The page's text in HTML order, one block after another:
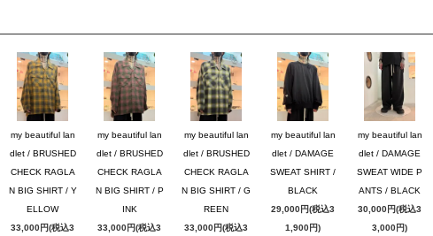
my beautiful lan
dlet / BRUSHED
CHECK RAGLA
N BIG SHIRT / Y
ELLOW
33,000円(税込3
my beautiful lan
dlet / BRUSHED
CHECK RAGLA
N BIG SHIRT / P
INK
33,000円(税込3
my beautiful lan
dlet / BRUSHED
CHECK RAGLA
N BIG SHIRT / G
REEN
33,000円(税込3
my beautiful lan
dlet / DAMAGE
SWEAT SHIRT /
BLACK
29,000円(税込3
1,900円)
my beautiful lan
dlet / DAMAGE
SWEAT WIDE P
ANTS / BLACK
30,000円(税込3
3,000円)